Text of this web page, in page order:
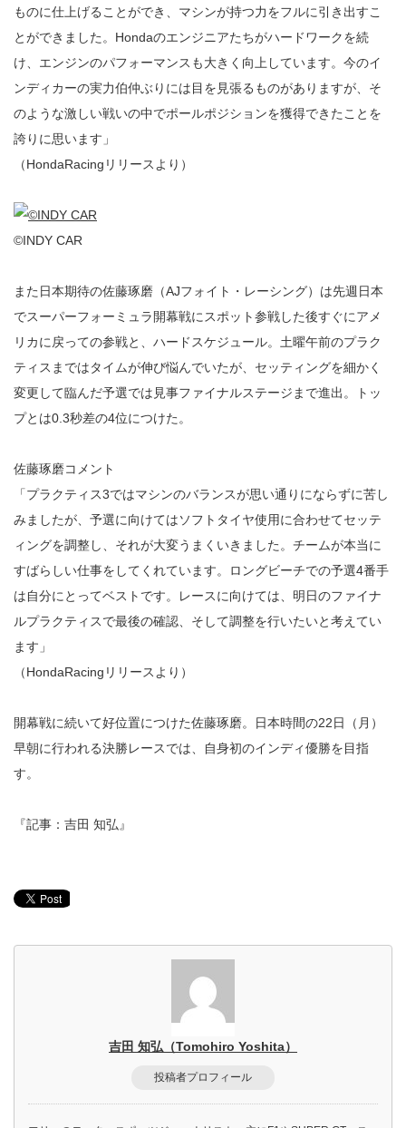
ものに仕上げることができ、マシンが持つ力をフルに引き出すこ
とができました。Hondaのエンジニアたちがハードワークを続
け、エンジンのパフォーマンスも大きく向上しています。今のイ
ンディカーの実力伯仲ぶりには目を見張るものがありますが、そ
のような激しい戦いの中でポールポジションを獲得できたことを
誇りに思います」
（HondaRacingリリースより）
©INDY CAR
また日本期待の佐藤琢磨（AJフォイト・レーシング）は先週日本
でスーパーフォーミュラ開幕戦にスポット参戦した後すぐにアメ
リカに戻っての参戦と、ハードスケジュール。土曜午前のプラク
ティスまではタイムが伸び悩んでいたが、セッティングを細かく
変更して臨んだ予選では見事ファイナルステージまで進出。トッ
プとは0.3秒差の4位につけた。
佐藤琢磨コメント
「プラクティス3ではマシンのバランスが思い通りにならずに苦し
みましたが、予選に向けてはソフトタイヤ使用に合わせてセッテ
ィングを調整し、それが大変うまくいきました。チームが本当に
すばらしい仕事をしてくれています。ロングビーチでの予選4番手
は自分にとってベストです。レースに向けては、明日のファイナ
ルプラクティスで最後の確認、そして調整を行いたいと考えてい
ます」
（HondaRacingリリースより）
開幕戦に続いて好位置につけた佐藤琢磨。日本時間の22日（月）
早朝に行われる決勝レースでは、自身初のインディ優勝を目指
す。
『記事：吉田 知弘』
吉田 知弘（Tomohiro Yoshita）
投稿者プロフィール